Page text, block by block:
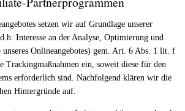
setzen wir auf Grundlage unserer
Interesse an der Analyse, Optimierung und
Onlineangebotes) gem. Art. 6 Abs. 1 lit. f
Trackingmaßnahmen ein, soweit diese für den
erforderlich sind. Nachfolgend klären wir die
Hintergründe auf.